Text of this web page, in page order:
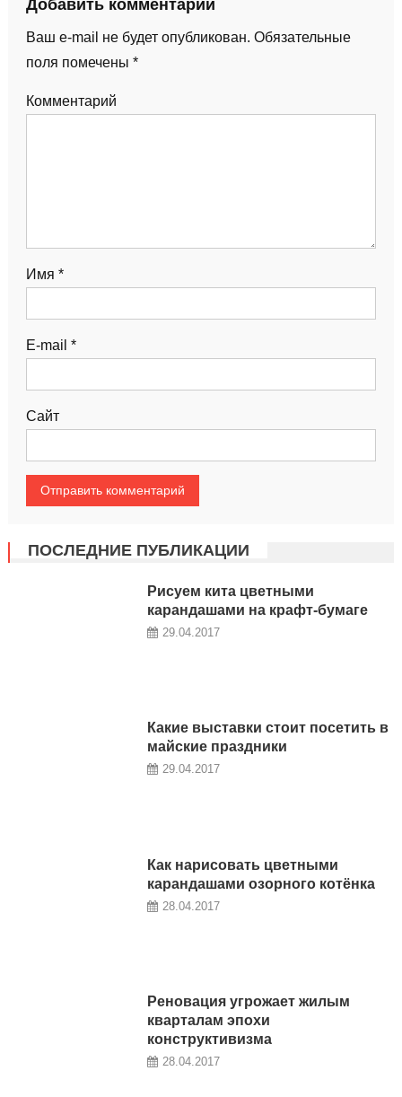
Добавить комментарий
Ваш e-mail не будет опубликован. Обязательные
поля помечены *
Комментарий
Имя *
E-mail *
Сайт
ПОСЛЕДНИЕ ПУБЛИКАЦИИ
Рисуем кита цветными
карандашами на крафт-бумаге
29.04.2017
Какие выставки стоит посетить в
майские праздники
29.04.2017
Как нарисовать цветными
карандашами озорного котёнка
28.04.2017
Реновация угрожает жилым
кварталам эпохи
конструктивизма
28.04.2017